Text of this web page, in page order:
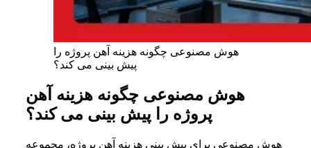
هوش مصنوعی چگونه هزینه آهن پروژه را
پیش بینی می کند؟
هوش مصنوعی چگونه هزینه آهن
پروژه را پیش بینی می کند؟
هوش مصنوعی برای پیش بینی هزینه آهن پروژه، مجموعه